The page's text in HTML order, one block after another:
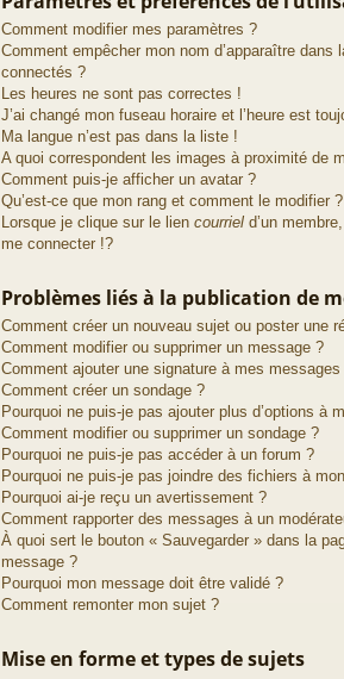
Comment modifier mes paramètres ?
Comment empêcher mon nom d’apparaître dans
connectés ?
Les heures ne sont pas correctes !
J’ai changé mon fuseau horaire et l’heure est
Ma langue n’est pas dans la liste !
A quoi correspondent les images à proximité de
Comment puis-je afficher un avatar ?
Qu’est-ce que mon rang et comment le modifier ?
Lorsque je clique sur le lien courriel d’un
me connecter !?
Problèmes liés à la publication de
Comment créer un nouveau sujet ou poster une
Comment modifier ou supprimer un message ?
Comment ajouter une signature à mes messages
Comment créer un sondage ?
Pourquoi ne puis-je pas ajouter plus d’options à
Comment modifier ou supprimer un sondage ?
Pourquoi ne puis-je pas accéder à un forum ?
Pourquoi ne puis-je pas joindre des fichiers à
Pourquoi ai-je reçu un avertissement ?
Comment rapporter des messages à un
À quoi sert le bouton « Sauvegarder » dans la
message ?
Pourquoi mon message doit être validé ?
Comment remonter mon sujet ?
Mise en forme et types de sujets